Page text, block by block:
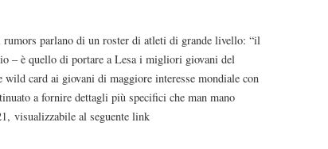
parlano di un roster di atleti di grande livello: “il
– è quello di portare a Lesa i migliori giovani del
wild card ai giovani di maggiore interesse mondiale con
a fornire dettagli più specifici che man mano
visualizzabile al seguente link